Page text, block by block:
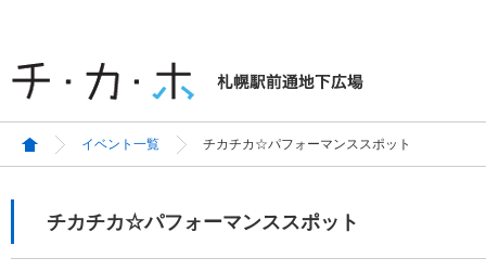
イベント一覧 チカチカ☆パフォーマンススポット
チカチカ☆パフォーマンススポット